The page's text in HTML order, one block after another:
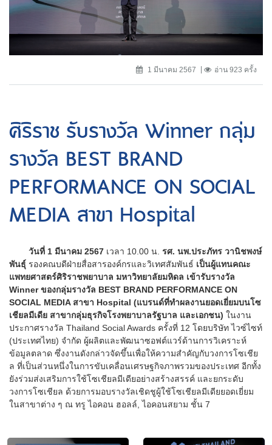
1 มีนาคม 2567 อ่าน 923 ครั้ง
ศิริราช รับรางวัล Winner กลุ่ม
รางวัล BEST BRAND
PERFORMANCE ON SOCIAL
MEDIA สาขา Hospital
วันที่ 1 มีนาคม 2567 เวลา 10.00 น. รศ. นพ.ประภัทร วานิชพงษ์
พันธุ์ รองคณบดีฝ่ายสื่อสารองค์กรและวิเทศสัมพันธ์ เป็นผู้แทนคณะ
แพทยศาสตร์ศิริราชพยาบาล มหาวิทยาลัยมหิดล เข้ารับรางวัล
Winner ของกลุ่มรางวัล BEST BRAND PERFORMANCE ON
SOCIAL MEDIA สาขา Hospital (แบรนด์ที่ทำผลงานยอดเยี่ยมบนโซ
เชียลมีเดีย สาขากลุ่มธุรกิจโรงพยาบาลรัฐบาล และเอกชน) ในงาน
ประกาศรางวัล Thailand Social Awards ครั้งที่ 12 โดยบริษัท ไวซ์ไซท์
(ประเทศไทย) จำกัด ผู้ผลิตและพัฒนาซอฟต์แวร์ด้านการวิเคราะห์
ข้อมูลตลาด ซึ่งงานดังกล่าวจัดขึ้นเพื่อให้ความสำคัญกับวงการโซเชีย
ล ที่เป็นส่วนหนึ่งในการขับเคลื่อนเศรษฐกิจภาพรวมของประเทศ อีกทั้ง
ยังร่วมส่งเสริมการใช้โซเชียลมีเดียอย่างสร้างสรรค์ และยกระดับ
วงการโซเชียล ด้วยการมอบรางวัลเชิดชูผู้ใช้โซเชียลมีเดียยอดเยี่ยม
ในสาขาต่าง ๆ ณ ทรู ไอคอน ฮอลล์, ไอคอนสยาม ชั้น 7